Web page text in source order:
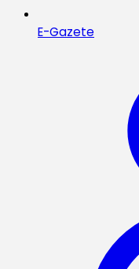
E-Gazete